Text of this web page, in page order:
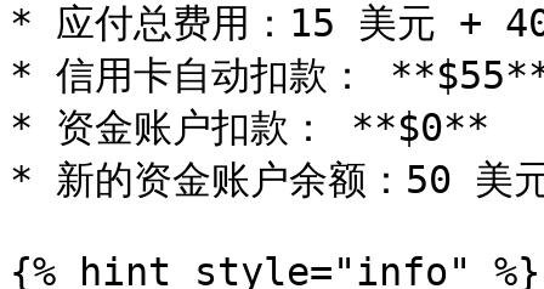
* 应付总费用：15 美元 +
* 信用卡自动扣款：
* 资金账户扣款： **$0**
* 新的资金账户余额：50
{% hint style="info" %}